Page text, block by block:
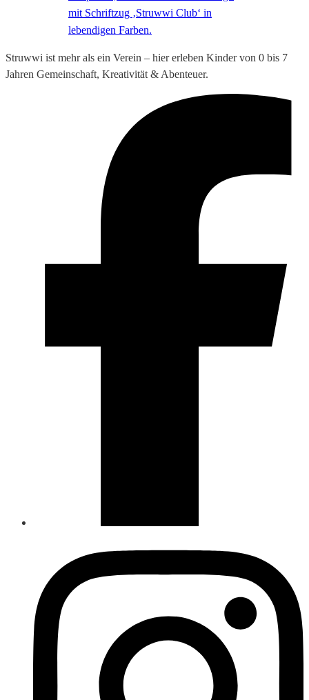
Struwwi ist mehr als ein Verein – hier erleben Kinder von 0 bis 7
Jahren Gemeinschaft, Kreativität & Abenteuer.